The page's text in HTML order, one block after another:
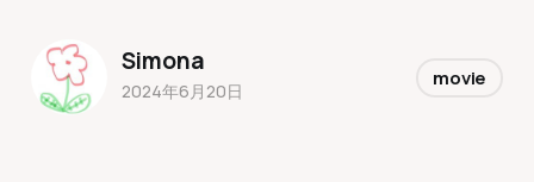
Simona
2024年6月20日
movie